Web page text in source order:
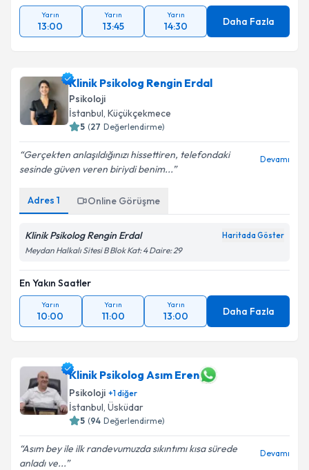
Yarın
13:00
Yarın
13:45
Yarın
14:30 Daha Fazla
Klinik Psikolog Rengin Erdal
Psikoloji
İstanbul, Küçükçekmece
5 (27 Değerlendirme)
Gerçekten anlaşıldığınızı hissettiren, telefondaki
sesinde güven veren biriydi benim...
Devamı
Adres 1 Online Görüşme
Klinik Psikolog Rengin Erdal Haritada Göster
Meydan Halkalı Sitesi B Blok Kat: 4 Daire: 29
En Yakın Saatler
Yarın
10:00
Yarın
11:00
Yarın
13:00 Daha Fazla
Klinik Psikolog Asım Eren
Psikoloji +1diğer
İstanbul, Üsküdar
5 (94 Değerlendirme)
Asım bey ile ilk randevumuzda sıkıntımı kısa sürede
anladı ve...
Devamı